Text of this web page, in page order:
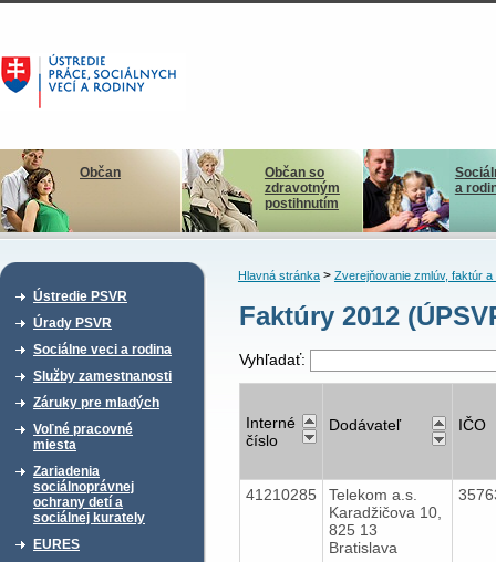
Občan
Občan so
zdravotným
postihnutím
a
Ústredie PSVR
Úrady PSVR
Sociálne veci a rodina
Služby zamestnanosti
Záruky pre mladých
Voľné pracovné
miesta
Zariadenia
sociálnoprávnej
ochrany detí a
sociálnej kurately
EURES
Hlavná stránka> Zverejňovanie zmlúv, faktúr a
Faktúry 2012
Vyhľadať:
Interné
číslo
Dodávateľ IČO
41210285
Telekom a.s.
Karadžičova 10,
825 13
Bratislava